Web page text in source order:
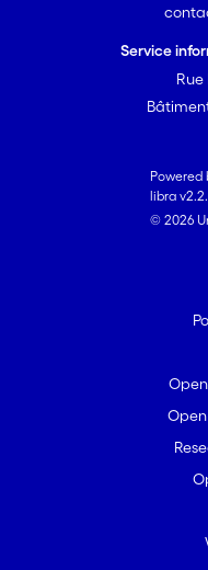
Service
Rue
Powered
libra
© 2026